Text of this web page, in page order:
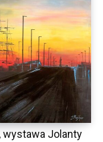
wystawa Jolanty